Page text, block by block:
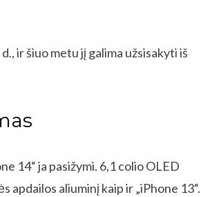
ir šiuo metu jį galima užsisakyti iš
14“ ja pasižymi. 6,1 colio OLED
apdailos aliuminį kaip ir „iPhone 13“.